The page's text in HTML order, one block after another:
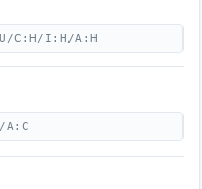
C:H/I:H/A:H
A:C